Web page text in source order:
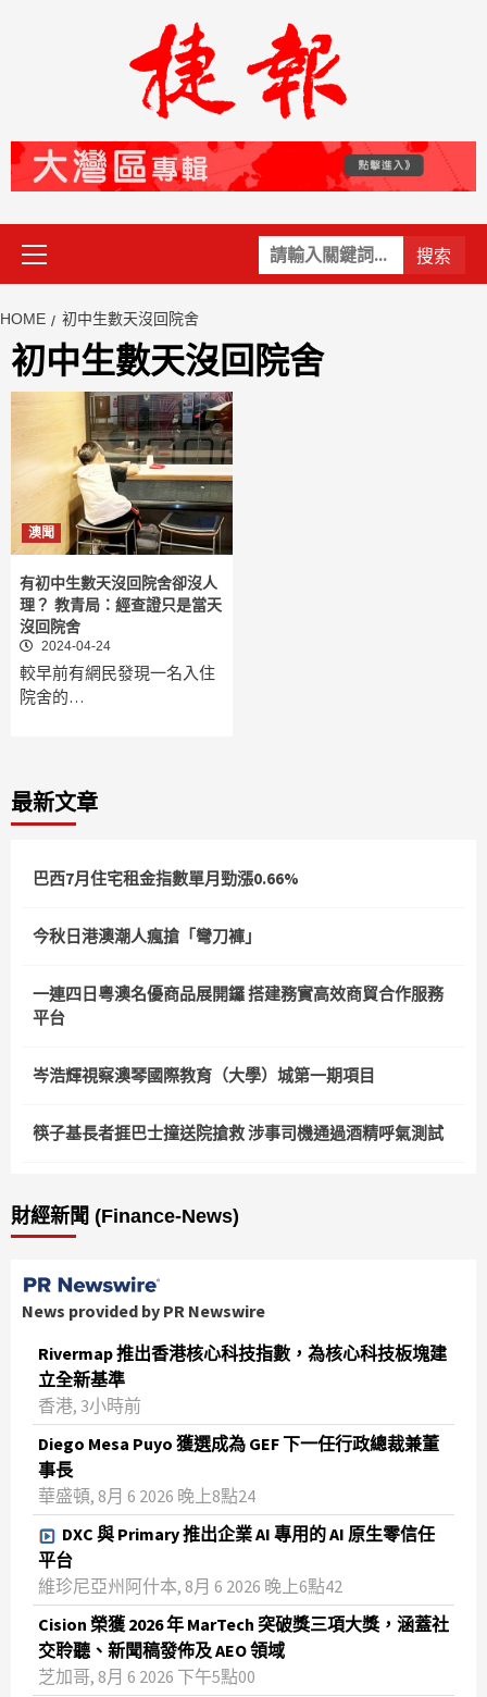
關
鍵
Primary
Menu
HOME 初中生數天沒回院舍
初中生數天沒回院舍
澳聞
有初中生數天沒回院舍卻沒人
理？ 教青局：經查證只是當天
沒回院舍
2024-04-24
較早前有網民發現一名入住
院舍的…
最新文章
巴西7月住宅租金指數單月勁漲0.66%
今秋日港澳潮人瘋搶「彎刀褲」
一連四日粵澳名優商品展開鑼 搭建務實高效商貿合作服務
平台
岑浩輝視察澳琴國際教育（大學）城第一期項目
筷子基長者捱巴士撞送院搶救 涉事司機通過酒精呼氣測試
財經新聞 (Finance-News)
News provided by PR Newswire
Rivermap 推出香港核心科技指數，為核心科技板塊建
立全新基準
香港, 3小時前
Diego Mesa Puyo 獲選成為 GEF 下一任行政總裁兼董
事長
華盛頓, 8月 6 2026 晚上8點24
DXC 與 Primary 推出企業 AI 專用的 AI 原生零信任
平台
維珍尼亞州阿什本, 8月 6 2026 晚上6點42
Cision 榮獲 2026 年 MarTech 突破獎三項大獎，涵蓋社
交聆聽、新聞稿發佈及 AEO 領域
芝加哥, 8月 6 2026 下午5點00